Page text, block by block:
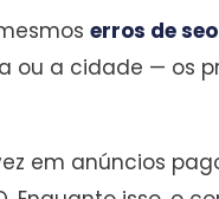
erros de
ou a cidade — os
em anúncios